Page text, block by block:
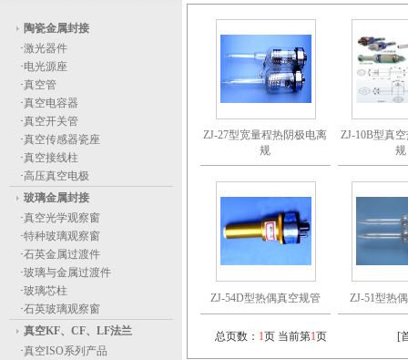
http://vac2008.com/
http://vac2008.com/
http://vac2008.com/
陶瓷金属封接
·激光器件
·电光源座
·真空管
·真空电容器
·真空开关管
·真空传感器瓷座
·真空接线柱
·高压真空电极
玻璃金属封接
·真空光学观察窗
·特种玻璃观察窗
·石英金属过渡件
·玻璃与金属过渡件
·玻璃芯柱
·石英玻璃观察窗
真空KF、CF、LF法兰
·真空ISO系列产品
ZJ-27型宽量程热阴极电离
规
ZJ-10B型真
规
ZJ-54D型热偶真空规管 ZJ-51型热
总页数： 1页 当前第1页 [